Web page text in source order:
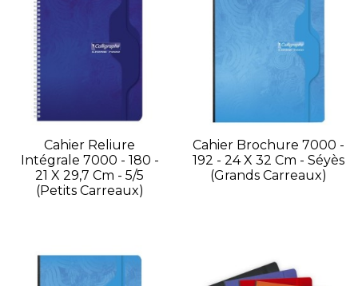
Cahier Reliure
Intégrale 7000 - 180 -
21 X 29,7 Cm - 5/5
(petits Carreaux)
Cahier Brochure 7000 -
192 - 24 X 32 Cm - Séyès
(grands Carreaux)